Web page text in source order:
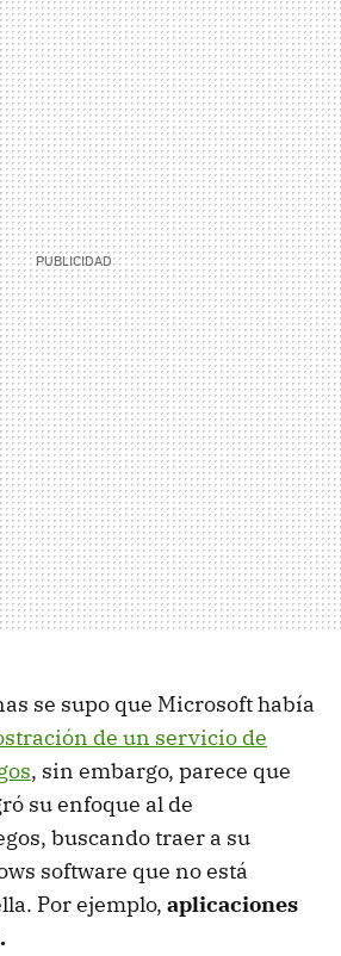
se supo que Microsoft había
de un servicio de
, sin embargo, parece que
su enfoque al de
buscando traer a su
software que no está
Por ejemplo, aplicaciones